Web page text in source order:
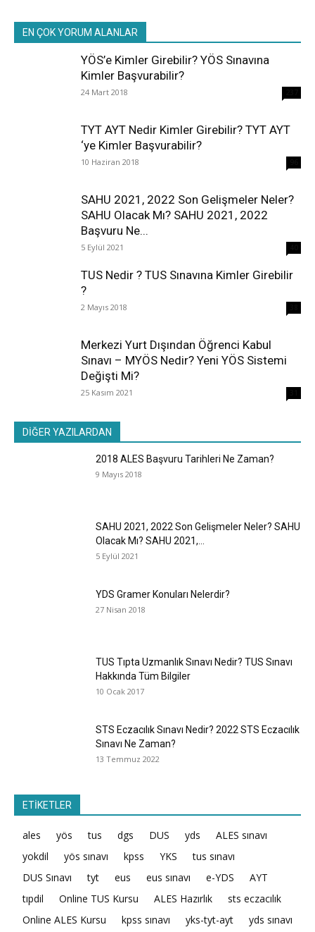
EN ÇOK YORUM ALANLAR
YÖS’e Kimler Girebilir? YÖS Sınavına
Kimler Başvurabilir?
24 Mart 2018
TYT AYT Nedir Kimler Girebilir? TYT AYT
‘ye Kimler Başvurabilir?
10 Haziran 2018
SAHU 2021, 2022 Son Gelişmeler Neler?
SAHU Olacak Mı? SAHU 2021, 2022
Başvuru Ne...
5 Eylül 2021
TUS Nedir ? TUS Sınavına Kimler Girebilir
?
2 Mayıs 2018
Merkezi Yurt Dışından Öğrenci Kabul
Sınavı – MYÖS Nedir? Yeni YÖS Sistemi
Değişti Mi?
25 Kasım 2021
DİĞER YAZILARDAN
2018 ALES Başvuru Tarihleri Ne Zaman?
9 Mayıs 2018
SAHU 2021, 2022 Son Gelişmeler Neler? SAHU
Olacak Mı? SAHU 2021,...
5 Eylül 2021
YDS Gramer Konuları Nelerdir?
27 Nisan 2018
TUS Tıpta Uzmanlık Sınavı Nedir? TUS Sınavı
Hakkında Tüm Bilgiler
10 Ocak 2017
STS Eczacılık Sınavı Nedir? 2022 STS Eczacılık
Sınavı Ne Zaman?
13 Temmuz 2022
ETİKETLER
ales yös tus dgs DUS yds
ALES sınavı
yokdil
yös sınavı kpss YKS
tus sınavı
DUS Sınavı
tyt eus eus sınavı e-YDS
AYT
tıpdil
Online TUS Kursu ALES Hazırlık
sts eczacılık
Online ALES Kursu
kpss sınavı yks-tyt-ayt
yds sınavı